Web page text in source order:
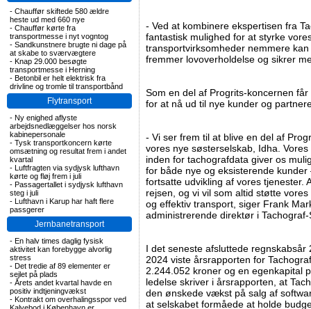
- Chauffør skiftede 580 ældre
heste ud med 660 nye
- Chauffør kørte fra
transportmesse i nyt vogntog
- Sandkunstnere brugte ni dage på
at skabe to sværvægtere
- Knap 29.000 besøgte
transportmesse i Herning
- Betonbil er helt elektrisk fra
drivline og tromle til transportbånd
Flytransport
- Ny enighed aflyste
arbejdsnedlæggelser hos norsk
kabinepersonale
- Tysk transportkoncern kørte
omsætning og resultat frem i andet
kvartal
- Luftfragten via sydjysk lufthavn
kørte og fløj frem i juli
- Passagertallet i sydjysk lufthavn
steg i juli
- Lufthavn i Karup har haft flere
passgerer
Jernbanetransport
- En halv times daglig fysisk
aktivitet kan forebygge alvorlig
stress
- Det tredie af 89 elementer er
sejlet på plads
- Årets andet kvartal havde en
positiv indtjeningvækst
- Kontrakt om overhalingsspor ved
- Ved at kombinere ekspertisen fra
fantastisk mulighed for at styrke
transportvirksomheder nemmere
fremmer lovoverholdelse og sikrer
Som en del af Progrits-koncernen
for at nå ud til nye kunder og
- Vi ser frem til at blive en del af
vores nye søsterselskab, Idha.
inden for tachografdata giver os
for både nye og eksisterende
fortsatte udvikling af vores tjenester.
rejsen, og vi vil som altid støtte
og effektiv transport, siger Frank
administrerende direktør i Tachograf-
I det seneste afsluttede
2024 viste årsrapporten for
2.244.052 kroner og en egenkapital
ledelse skriver i årsrapporten, at
den ønskede vækst på salg af
at selskabet formåede at holde